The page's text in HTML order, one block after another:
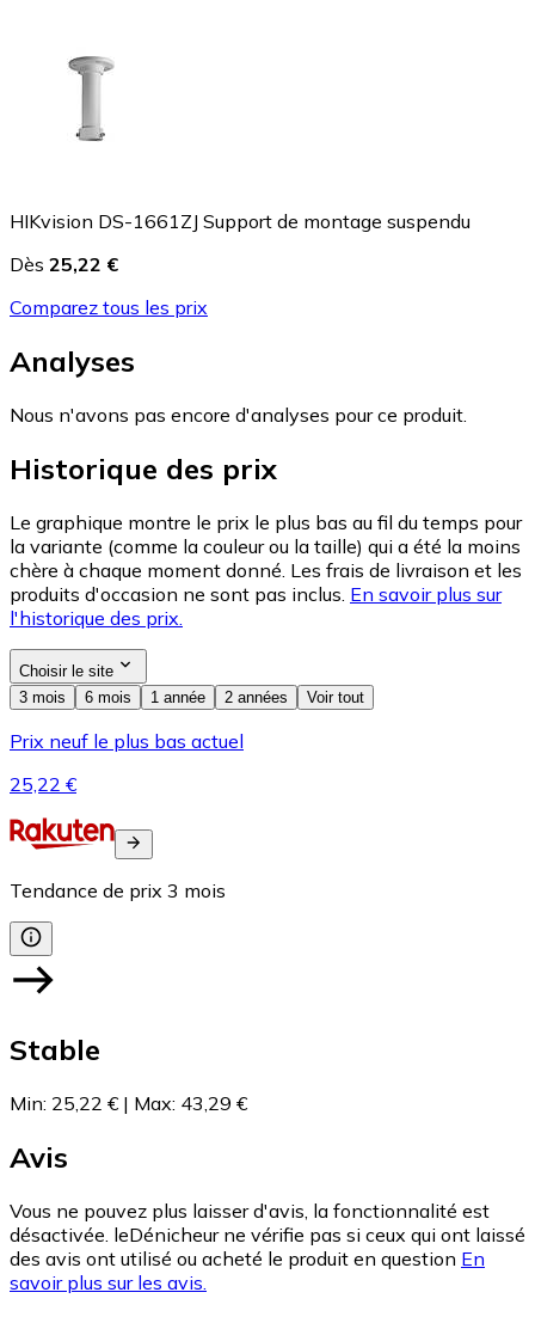
HIKvision DS-1661ZJ Support de montage suspendu
Dès 25,22 €
Comparez tous les prix
Analyses
Nous n'avons pas encore d'analyses pour ce produit.
Historique des prix
Le graphique montre le prix le plus bas au fil du temps pour
la variante (comme la couleur ou la taille) qui a été la moins
chère à chaque moment donné. Les frais de livraison et les
produits d'occasion ne sont pas inclus. En savoir plus sur
l'historique des prix.
Choisir le site
3 mois
6 mois 1 année 2 années Voir tout
Prix neuf le plus bas actuel
25,22 €
Tendance de prix 3 mois
Stable
Min: 25,22 € | Max: 43,29 €
Avis
Vous ne pouvez plus laisser d'avis, la fonctionnalité est
désactivée. leDénicheur ne vérifie pas si ceux qui ont laissé
des avis ont utilisé ou acheté le produit en question En
savoir plus sur les avis.